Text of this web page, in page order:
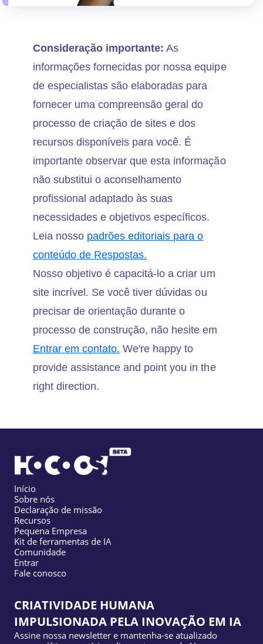
Consideração importante: As
informações fornecidas por nossa equipe
de especialistas são elaboradas para
fornecer uma compreensão geral do
processo de criação de sites e dos
recursos disponíveis para você. É
importante observar que esta informação
não substitui o aconselhamento
profissional adaptado às suas
necessidades e objetivos específicos.
Leia nosso padrões editoriais para o
conteúdo de Respostas.
Nosso objetivo é capacitá-lo a criar um
site incrível. Se você tiver dúvidas ou
precisar de orientação durante o
processo de construção, não hesite em
Entrar em contato. We're happy to
provide assistance and point you in the
right direction.
Início
Sobre nós
Declaração de missão
Recursos
Pequena Empresa
Kit de ferramentas de IA
Comunidade
Entrar
Fale conosco
CRIATIVIDADE HUMANA
IMPULSIONADA PELA INOVAÇÃO EM IA
Assine nossa newsletter e mantenha-se atualizado